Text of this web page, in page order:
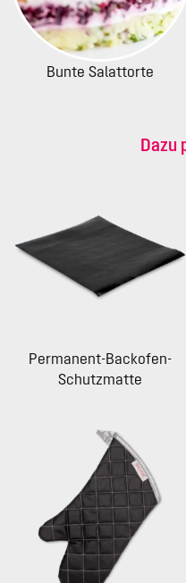
Bunte Salattorte
Dazu
Permanent-Backofen-
Schutzmatte